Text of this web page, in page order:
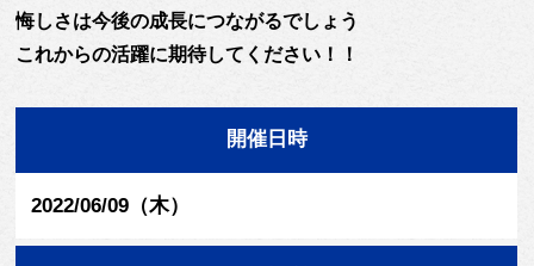
悔しさは今後の成長につながるでしょう
これからの活躍に期待してください！！
開催日時
2022/06/09（木）